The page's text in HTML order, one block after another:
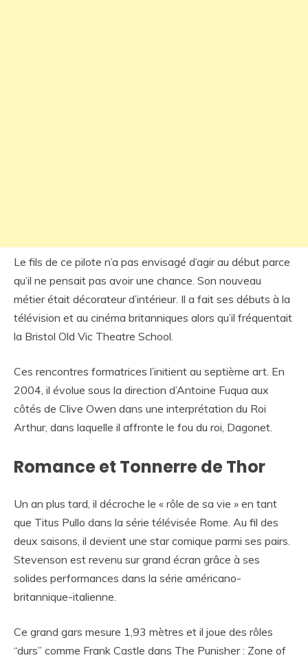
Le fils de ce pilote n’a pas envisagé d’agir au début parce
qu’il ne pensait pas avoir une chance. Son nouveau
métier était décorateur d’intérieur. Il a fait ses débuts à la
télévision et au cinéma britanniques alors qu’il fréquentait
la Bristol Old Vic Theatre School.
Ces rencontres formatrices l’initient au septième art. En
2004, il évolue sous la direction d’Antoine Fuqua aux
côtés de Clive Owen dans une interprétation du Roi
Arthur, dans laquelle il affronte le fou du roi, Dagonet.
Romance et Tonnerre de Thor
Un an plus tard, il décroche le « rôle de sa vie » en tant
que Titus Pullo dans la série télévisée Rome. Au fil des
deux saisons, il devient une star comique parmi ses pairs.
Stevenson est revenu sur grand écran grâce à ses
solides performances dans la série américano-
britannique-italienne.
Ce grand gars mesure 1,93 mètres et il joue des rôles
“durs” comme Frank Castle dans The Punisher : Zone of